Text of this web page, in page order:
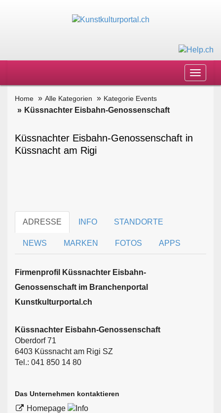
Toggle
Home Alle Kategorien Kategorie Events
Küssnachter Eisbahn-Genossenschaft
Küssnachter Eisbahn-Genossenschaft in
Küssnacht am Rigi
ADRESSE INFO STANDORTE
NEWS MARKEN FOTOS APPS
Firmen­profil Küssnachter Eisbahn-
Genossenschaft im Branchen­portal
Kunstkulturportal.ch
Küssnachter Eisbahn-Genossenschaft
Oberdorf 71
6403 Küssnacht am Rigi SZ
Tel.: 041 850 14 80
Das Unternehmen kontaktieren
Homepage